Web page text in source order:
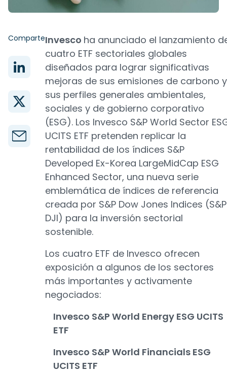
ComparteInvesco ha anunciado el lanzamiento
cuatro ETF sectoriales globales
diseñados para lograr significativas
mejoras de sus emisiones de carbono y
sus perfiles generales ambientales,
sociales y de gobierno corporativo
(ESG). Los Invesco S&P World Sector
UCITS ETF pretenden replicar la
rentabilidad de los índices S&P
Developed Ex-Korea LargeMidCap ESG
Enhanced Sector, una nueva serie
emblemática de índices de referencia
creada por S&P Dow Jones Indices (S&P
DJI) para la inversión sectorial
sostenible.
Los cuatro ETF de Invesco ofrecen
exposición a algunos de los sectores
más importantes y activamente
negociados:
Invesco S&P World Energy ESG UCITS
ETF
Invesco S&P World Financials ESG
UCITS ETF